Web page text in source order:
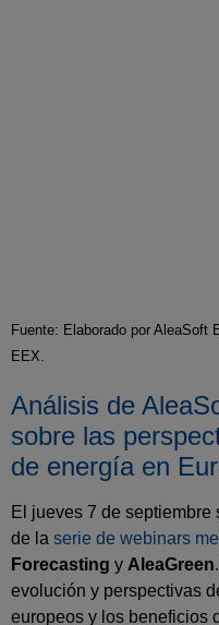
Fuente: Elaborado por AleaSoft
EEX.
Análisis de
sobre las
de energía en
El jueves 7 de septiembre
de la serie de webinars
Forecasting y AleaGreen
evolución y perspectivas
europeos y los beneficios